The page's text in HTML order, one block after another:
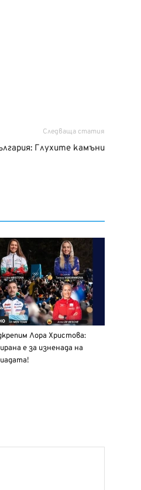
Следваща статия
Глухите камъни
Лора Христова:
е за изненада на